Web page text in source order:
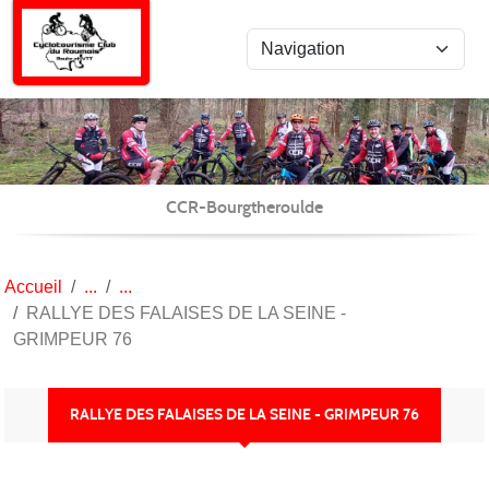
CCR-Bourgtheroulde
Accueil
RALLYE DES FALAISES DE LA SEINE -
GRIMPEUR 76
RALLYE DES FALAISES DE LA SEINE - GRIMPEUR 76
Panneau de gestion des cookies